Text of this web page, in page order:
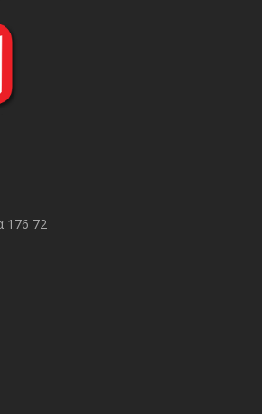
176 72